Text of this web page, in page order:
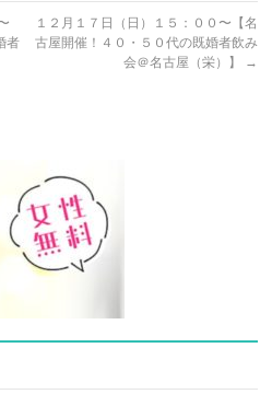
者
１２月１７日（日）１５：００〜【名
古屋開催！４０・５０代の既婚者飲み
会＠名古屋（栄）】
→